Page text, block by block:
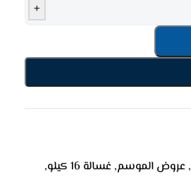
+
, عروض الموسم, غسالة 16 كيلو
,